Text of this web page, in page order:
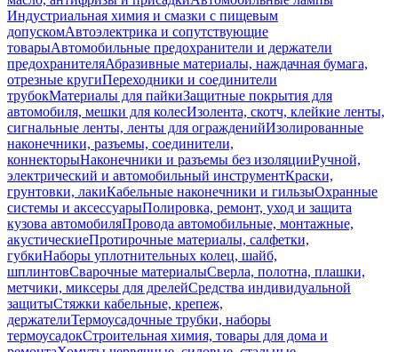
Индустриальная химия и смазки с пищевым
допускомАвтоэлектрика и сопутствующие
товарыАвтомобильные предохранители и держатели
предохранителяАбразивные материалы, наждачная бумага,
отрезные кругиПереходники и соединители
трубокМатериалы для пайкиЗащитные покрытия для
автомобиля, мешки для колесИзолента, скотч, клейкие ленты,
сигнальные ленты, ленты для огражденийИзолированные
наконечники, разъемы, соединители,
коннекторыНаконечники и разъемы без изоляцииРучной,
электрический и автомобильный инструментКраски,
грунтовки, лакиКабельные наконечники и гильзыОхранные
системы и аксессуарыПолировка, ремонт, уход и защита
кузова автомобиляПровода автомобильные, монтажные,
акустическиеПротирочные материалы, салфетки,
губкиНаборы уплотнительных колец, шайб,
шплинтовСварочные материалыСверла, полотна, плашки,
метчики, миксеры для дрелейСредства индивидуальной
защитыСтяжки кабельные, крепеж,
держателиТермоусадочные трубки, наборы
термоусадокСтроительная химия, товары для дома и